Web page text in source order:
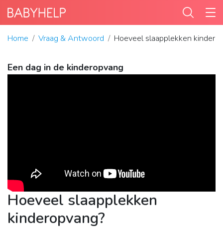
Home Vraag & Antwoord Hoeveel slaapplekken
Een dag in de kinderopvang
Hoeveel slaapplekken
kinderopvang?